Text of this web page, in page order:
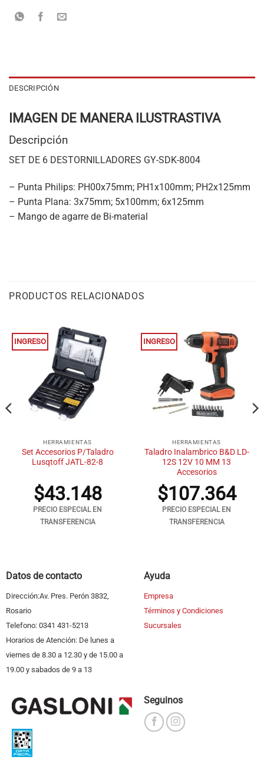
DESCRIPCIÓN
IMAGEN DE MANERA ILUSTRASTIVA
Descripción
SET DE 6 DESTORNILLADORES GY-SDK-8004
– Punta Philips: PH00x75mm; PH1x100mm; PH2x125mm
– Punta Plana: 3x75mm; 5x100mm; 6x125mm
– Mango de agarre de Bi-material
PRODUCTOS RELACIONADOS
INGRESO
HERRAMIENTAS
Set Accesorios P/Taladro
Lusqtoff JATL-82-8
$43.148
PRECIO ESPECIAL EN
TRANSFERENCIA
INGRESO
HERRAMIENTAS
Taladro Inalambrico B&D LD-
12S 12V 10 MM 13
Accesorios
$107.364
PRECIO ESPECIAL EN
TRANSFERENCIA
Datos de contacto
Dirección:Av. Pres. Perón 3832,
Rosario
Telefono: 0341 431-5213
Horarios de Atención: De lunes a
viernes de 8.30 a 12.30 y de 15.00 a
19.00 y sabados de 9 a 13
Ayuda
Empresa
Términos y Condiciones
Sucursales
Seguinos